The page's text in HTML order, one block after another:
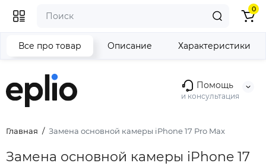
Помощь
и консультация
0
Главная Замена основной камеры iPhone 17 Pro Max
Замена основной камеры iPhone 17
Все про товар Описание Характеристики